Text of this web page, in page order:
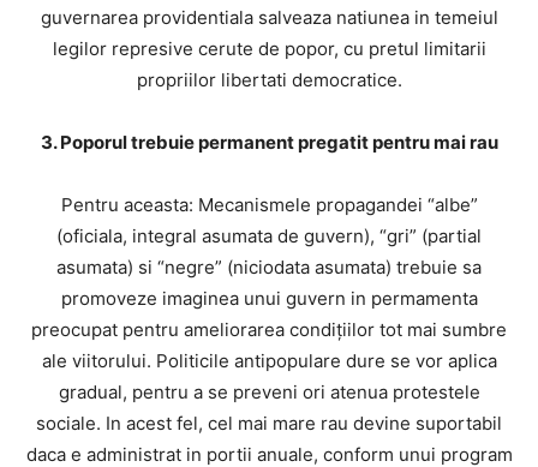
guvernarea providentiala salveaza natiunea in temeiul
legilor represive cerute de popor, cu pretul limitarii
propriilor libertati democratice.
3. Poporul trebuie permanent pregatit pentru mai rau
Pentru aceasta: Mecanismele propagandei “albe”
(oficiala, integral asumata de guvern), “gri” (partial
asumata) si “negre” (niciodata asumata) trebuie sa
promoveze imaginea unui guvern in permamenta
preocupat pentru ameliorarea condiţiilor tot mai sumbre
ale viitorului. Politicile antipopulare dure se vor aplica
gradual, pentru a se preveni ori atenua protestele
sociale. In acest fel, cel mai mare rau devine suportabil
daca e administrat in portii anuale, conform unui program